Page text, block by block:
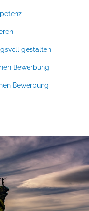
gestalten
Bewerbung
Bewerbung